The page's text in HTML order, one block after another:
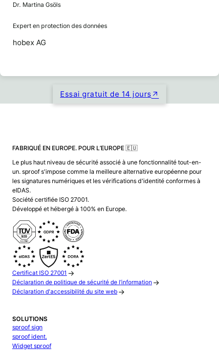
Dr. Martina Gsöls
Expert en protection des données
hobex AG
Essai gratuit de 14 jours
FABRIQUÉ EN EUROPE. POUR L’EUROPE 🇪🇺
Le plus haut niveau de sécurité associé à une fonctionnalité tout-en-
un. sproof s'impose comme la meilleure alternative européenne pour
les signatures numériques et les vérifications d'identité conformes à
eIDAS.
Société certifiée ISO 27001.
Développé et hébergé à 100% en Europe.
Certificat ISO 27001
Déclaration de politique de sécurité de l’information
Déclaration d'accessibilité du site web
SOLUTIONS
sproof sign
sproof ident.
Widget sproof